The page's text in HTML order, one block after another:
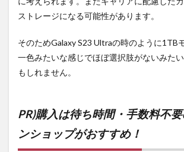
ストレージになる可能性があります。
そのためGalaxy S23 Ultraの時のように1TB
一色みたいな感じでほぼ選択肢がないみた
もしれません。
PR)購入は待ち時間・手数料不
ンショップがおすすめ！